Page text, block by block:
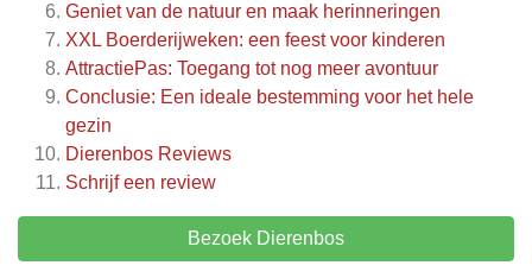
Geniet van de natuur en maak herinneringen
XXL Boerderijweken: een feest voor kinderen
AttractiePas: Toegang tot nog meer avontuur
Conclusie: Een ideale bestemming voor het hele
gezin
Dierenbos Reviews
Schrijf een review
Bezoek Dierenbos